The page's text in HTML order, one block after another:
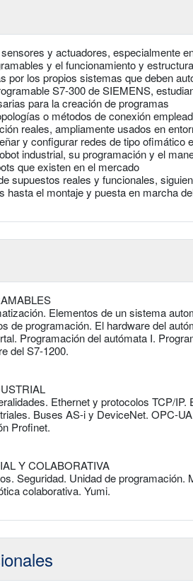
y actuadores, especialmente
y el funcionamiento y
por los propios sistemas que deben
S7-300 de SIEMENS,
para la creación de programas
o métodos de conexión
reales, ampliamente usados en
y configurar redes de tipo ofimático
industrial, su programación y el
que existen en el mercado
supuestos reales y funcionales,
hasta el montaje y puesta en marcha
Elementos de un sistema
de programación. El hardware del
Programación del autómata I.
del S7-1200.
Ethernet y protocolos TCP/
Buses AS-i y DeviceNet. OPC-
Profinet.
Y COLABORATIVA
Seguridad. Unidad de programación.
colaborativa. Yumi.